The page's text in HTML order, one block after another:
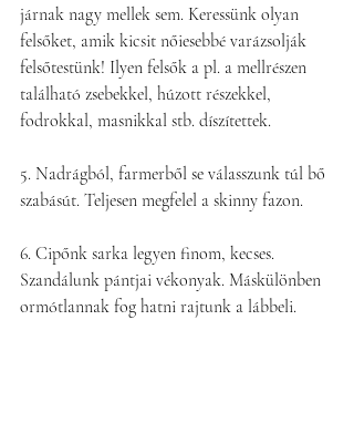
járnak nagy mellek sem. Keressünk olyan
felsőket, amik kicsit nőiesebbé varázsolják
felsőtestünk! Ilyen felsők a pl. a mellrészen
található zsebekkel, húzott részekkel,
fodrokkal, masnikkal stb. díszítettek.
5. Nadrágból, farmerből se válasszunk túl bő
szabásút. Teljesen megfelel a skinny fazon.
6. Cipőnk sarka legyen finom, kecses.
Szandálunk pántjai vékonyak. Máskülönben
ormótlannak fog hatni rajtunk a lábbeli.